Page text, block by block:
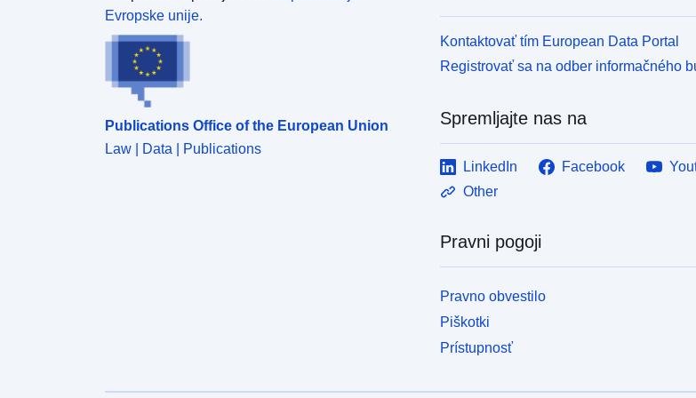
Evropske unije.
Publications Office of the European Union
Law | Data | Publications
Kontaktovať tím European Data Portal
Registrovať sa na odber informačného
Spremljajte nas na
LinkedIn Facebook
Other
Pravni pogoji
Pravno obvestilo
Piškotki
Prístupnosť